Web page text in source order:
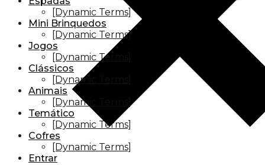
[Dynamic Terms]
Mini Brinquedos
[Dynamic Terms]
Jogos
[Dynamic Terms]
Clássicos
[Dynamic Terms]
Animais
[Dynamic Terms]
Temático
[Dynamic Terms]
Cofres
[Dynamic Terms]
Entrar